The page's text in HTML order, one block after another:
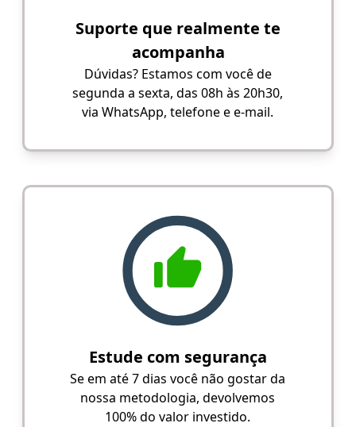
Suporte que realmente te
acompanha
Dúvidas? Estamos com você de
segunda a sexta, das 08h às 20h30,
via WhatsApp, telefone e e-mail.
Estude com segurança
Se em até 7 dias você não gostar da
nossa metodologia, devolvemos
100% do valor investido.